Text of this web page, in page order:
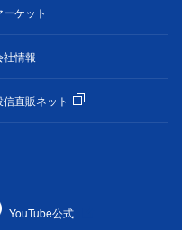
ーケット
社情報
信直販ネット
YouTube公式